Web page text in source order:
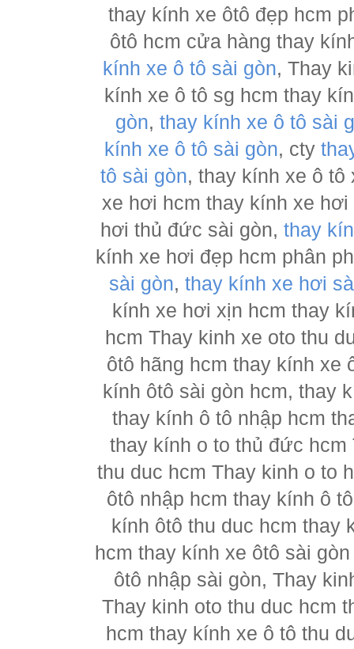
thay kính xe ôtô đẹp hcm
ôtô hcm cửa hàng thay
kính xe ô tô sài gòn, Thay
kính xe ô tô sg hcm thay
gòn, thay kính xe ô tô sài
kính xe ô tô sài gòn, cty
tô sài gòn, thay kính xe ô
xe hơi hcm thay kính xe
hơi thủ đức sài gòn, thay
kính xe hơi đẹp hcm phân
sài gòn, thay kính xe hơi
kính xe hơi xịn hcm thay
hcm Thay kinh xe oto thu
ôtô hãng hcm thay kính xe
kính ôtô sài gòn hcm, thay
thay kính ô tô nhập hcm
thay kính o to thủ đức
thu duc hcm Thay kinh o to
ôtô nhập hcm thay kính ô
kính ôtô thu duc hcm thay
hcm thay kính xe ôtô sài
ôtô nhập sài gòn, Thay
Thay kinh oto thu duc hcm
hcm thay kính xe ô tô thu